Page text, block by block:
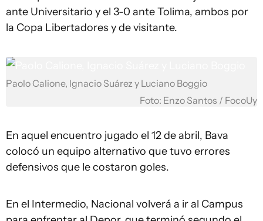
ante Universitario y el 3-0 ante Tolima, ambos por
la Copa Libertadores y de visitante.
Paolo Calione, Ignacio Suárez y Luciano Boggio
Foto: Enzo Santos / FocoUy
En aquel encuentro jugado el 12 de abril, Bava
colocó un equipo alternativo que tuvo errores
defensivos que le costaron goles.
En el Intermedio, Nacional volverá a ir al Campus